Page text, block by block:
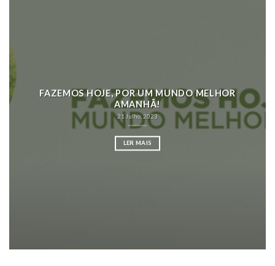
FAZEMOS HOJE, POR UM MUNDO MELHOR
AMANHÃ!
21 Julho, 2023
LER MAIS